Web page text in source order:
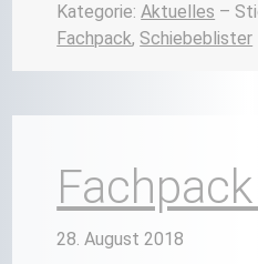
Kategorie:Aktuelles –
Fachpack,Schiebeblister
28. August 2018